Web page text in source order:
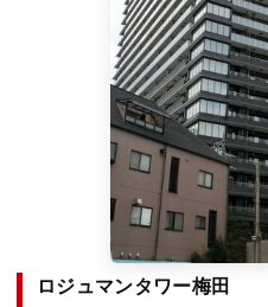
ロジュマンタワー梅田